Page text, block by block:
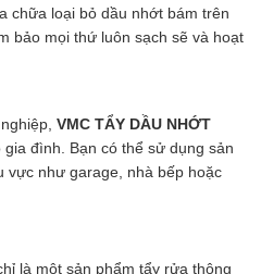
chữa loại bỏ dầu nhớt bám trên
bảo mọi thứ luôn sạch sẽ và hoạt
VMC TẨY DẦU NHỚT
đình. Bạn có thể sử dụng sản
vực như garage, nhà bếp hoặc
là một sản phẩm tẩy rửa thông